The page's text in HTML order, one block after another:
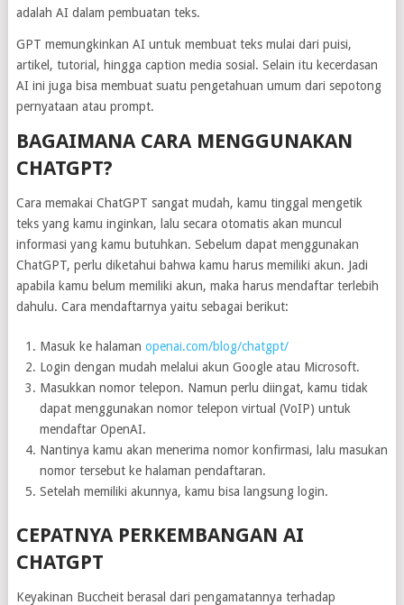
adalah AI dalam pembuatan teks.
GPT memungkinkan AI untuk membuat teks mulai dari puisi,
artikel, tutorial, hingga caption media sosial. Selain itu kecerdasan
AI ini juga bisa membuat suatu pengetahuan umum dari sepotong
pernyataan atau prompt.
BAGAIMANA CARA MENGGUNAKAN
CHATGPT?
Cara memakai ChatGPT sangat mudah, kamu tinggal mengetik
teks yang kamu inginkan, lalu secara otomatis akan muncul
informasi yang kamu butuhkan. Sebelum dapat menggunakan
ChatGPT, perlu diketahui bahwa kamu harus memiliki akun. Jadi
apabila kamu belum memiliki akun, maka harus mendaftar terlebih
dahulu. Cara mendaftarnya yaitu sebagai berikut:
Masuk ke halamanopenai.com/blog/chatgpt/
Login dengan mudah melalui akun Google atau Microsoft.
Masukkan nomor telepon. Namun perlu diingat, kamu tidak
dapat menggunakan nomor telepon virtual (VoIP) untuk
mendaftar OpenAI.
Nantinya kamu akan menerima nomor konfirmasi, lalu masukan
nomor tersebut ke halaman pendaftaran.
Setelah memiliki akunnya, kamu bisa langsung login.
CEPATNYA PERKEMBANGAN AI
CHATGPT
Keyakinan Buccheit berasal dari pengamatannya terhadap